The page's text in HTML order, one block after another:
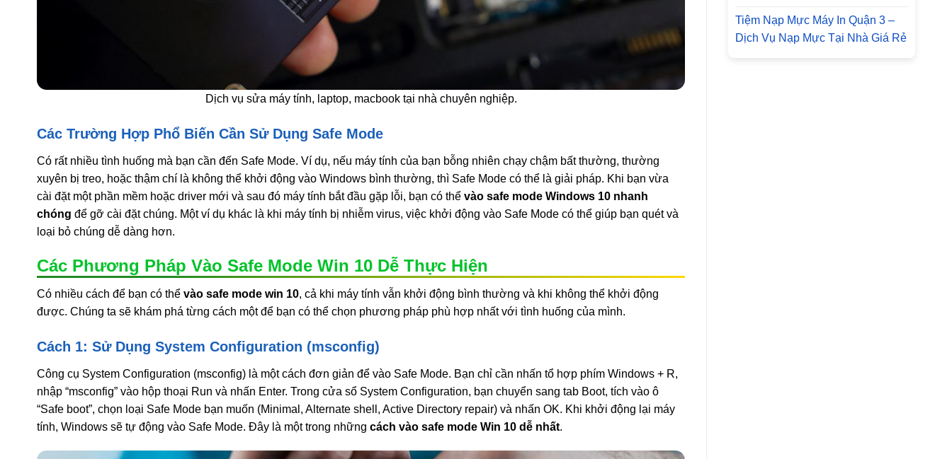
Dịch vụ sửa máy tính, laptop, macbook tại nhà chuyên nghiệp.
Các Trường Hợp Phổ Biến Cần Sử Dụng Safe Mode
Có rất nhiều tình huống mà bạn cần đến Safe Mode. Ví dụ, nếu máy tính của bạn bỗng nhiên chạy chậm bất thường, thường
xuyên bị treo, hoặc thậm chí là không thể khởi động vào Windows bình thường, thì Safe Mode có thể là giải pháp. Khi bạn vừa
cài đặt một phần mềm hoặc driver mới và sau đó máy tính bắt đầu gặp lỗi, bạn có thể vào safe mode Windows 10 nhanh
chóng để gỡ cài đặt chúng. Một ví dụ khác là khi máy tính bị nhiễm virus, việc khởi động vào Safe Mode có thể giúp bạn quét và
loại bỏ chúng dễ dàng hơn.
Các Phương Pháp Vào Safe Mode Win 10 Dễ Thực Hiện
Có nhiều cách để bạn có thể vào safe mode win 10, cả khi máy tính vẫn khởi động bình thường và khi không thể khởi động
được. Chúng ta sẽ khám phá từng cách một để bạn có thể chọn phương pháp phù hợp nhất với tình huống của mình.
Cách 1: Sử Dụng System Configuration (msconfig)
Công cụ System Configuration (msconfig) là một cách đơn giản để vào Safe Mode. Bạn chỉ cần nhấn tổ hợp phím Windows + R,
nhập “msconfig” vào hộp thoại Run và nhấn Enter. Trong cửa sổ System Configuration, bạn chuyển sang tab Boot, tích vào ô
“Safe boot”, chọn loại Safe Mode bạn muốn (Minimal, Alternate shell, Active Directory repair) và nhấn OK. Khi khởi động lại máy
tính, Windows sẽ tự động vào Safe Mode. Đây là một trong những cách vào safe mode Win 10 dễ nhất.
Tiệm Nạp Mực Máy In Quận 3 –
Dịch Vụ Nạp Mực Tại Nhà Giá Rẻ